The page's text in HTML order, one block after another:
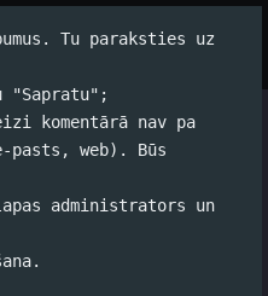
Tu paraksties uz
"Sapratu";
komentārā nav pa
pasts, web). Būs
administrators un
par
12:04 /